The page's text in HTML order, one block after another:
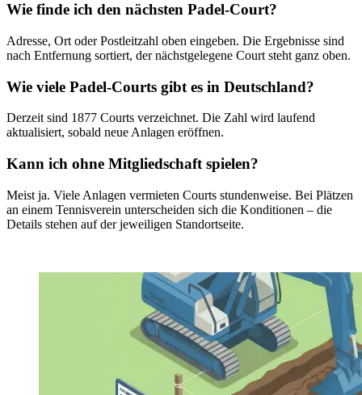
Wie finde ich den nächsten Padel-Court?
Adresse, Ort oder Postleitzahl oben eingeben. Die Ergebnisse sind
nach Entfernung sortiert, der nächstgelegene Court steht ganz oben.
Wie viele Padel-Courts gibt es in Deutschland?
Derzeit sind 1877 Courts verzeichnet. Die Zahl wird laufend
aktualisiert, sobald neue Anlagen eröffnen.
Kann ich ohne Mitgliedschaft spielen?
Meist ja. Viele Anlagen vermieten Courts stundenweise. Bei Plätzen
an einem Tennisverein unterscheiden sich die Konditionen – die
Details stehen auf der jeweiligen Standortseite.